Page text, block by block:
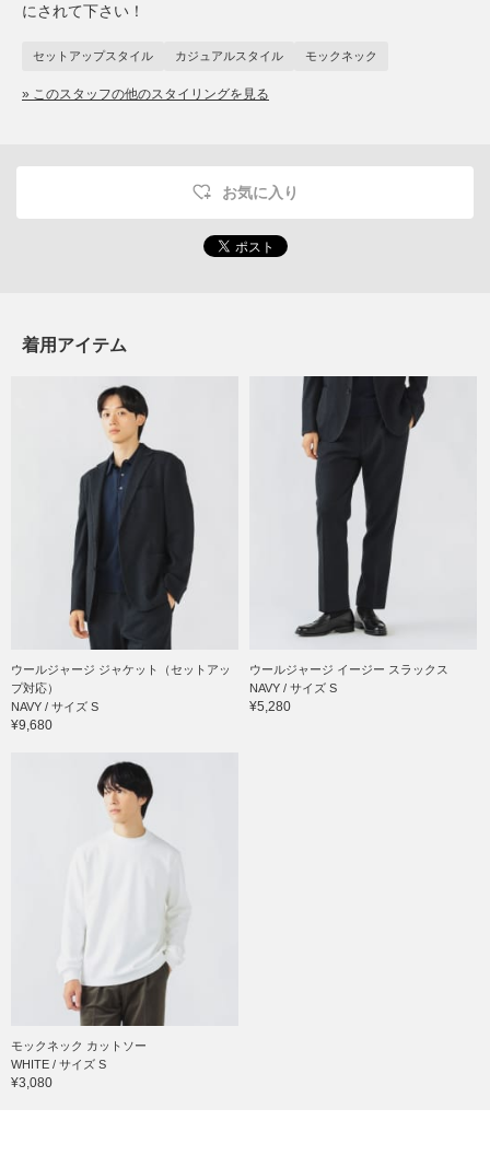
にされて下さい！
セットアップスタイル カジュアルスタイル モックネック
» このスタッフの他のスタイリングを見る
お気に入り
着用アイテム
ウールジャージ ジャケット（セットアッ
プ対応）
NAVY / サイズ S
¥9,680
ウールジャージ イージー スラックス
NAVY / サイズ S
¥5,280
モックネック カットソー
WHITE / サイズ S
¥3,080